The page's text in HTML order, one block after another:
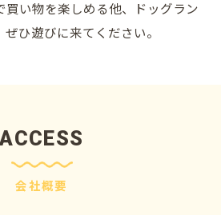
買い物を楽しめる他、ドッグラン
ひ遊びに来てください。
会社概要
ACCESS